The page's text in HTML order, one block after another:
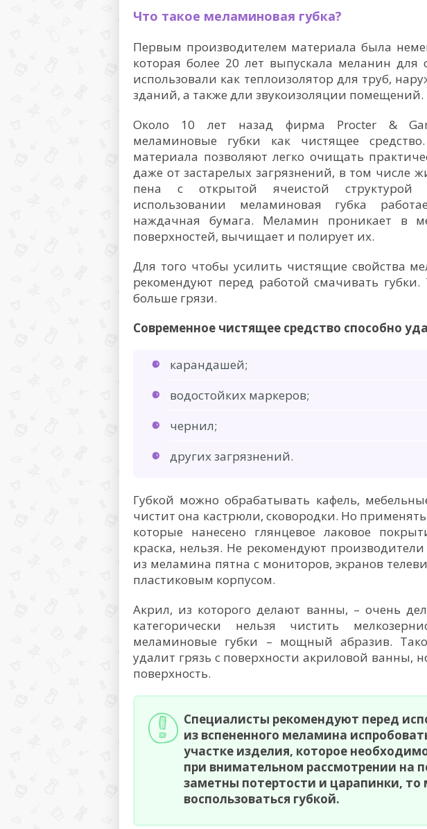
Что такое меламиновая губка?
Первым производителем материала была
которая более 20 лет выпускала меланин для
использовали как теплоизолятор для труб,
зданий, а также дли звукоизоляции помещений.
Около 10 лет назад фирма Procter &
меламиновые губки как чистящее
материала позволяют легко очищать
даже от застарелых загрязнений, в том числе
пена с открытой ячеистой
использовании меламиновая губка
наждачная бумага. Меламин проникает в
поверхностей, вычищает и полирует их.
Для того чтобы усилить чистящие свойства
рекомендуют перед работой смачивать
больше грязи.
Современное чистящее средство способно
карандашей;
водостойких маркеров;
чернил;
других загрязнений.
Губкой можно обрабатывать кафель,
чистит она кастрюли, сковородки. Но
которые нанесено глянцевое лаковое
краска, нельзя. Не рекомендуют производители
из меламина пятна с мониторов, экранов
пластиковым корпусом.
Акрил, из которого делают ванны, – очень
категорически нельзя чистить
меламиновые губки – мощный абразив.
удалит грязь с поверхности акриловой ванны,
поверхность.
Специалисты рекомендуют перед
из вспененного меламина
участке изделия, которое
при внимательном рассмотрении на
заметны потертости и царапинки,
воспользоваться губкой.